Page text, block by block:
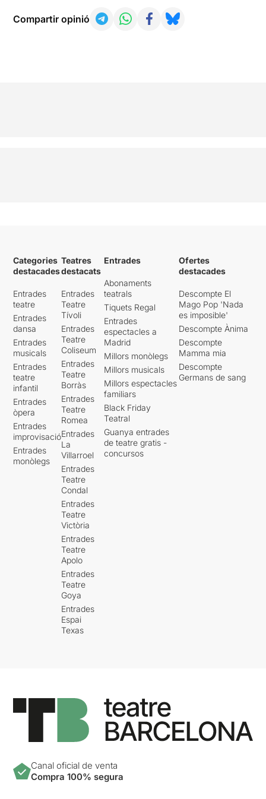
Compartir opinió
Categories
destacades
Entrades
teatre
Entrades
dansa
Entrades
musicals
Entrades
teatre
infantil
Entrades
òpera
Entrades
improvisació
Entrades
monòlegs
Teatres
destacats
Entrades
Teatre
Tívoli
Entrades
Teatre
Coliseum
Entrades
Teatre
Borràs
Entrades
Teatre
Romea
Entrades
La
Villarroel
Entrades
Teatre
Condal
Entrades
Teatre
Victòria
Entrades
Teatre
Apolo
Entrades
Teatre
Goya
Entrades
Espai
Texas
Entrades
Abonaments
teatrals
Tiquets Regal
Entrades
espectacles a
Madrid
Millors monòlegs
Millors musicals
Millors espectacles
familiars
Black Friday
Teatral
Guanya entrades
de teatre gratis -
concursos
Ofertes
destacades
Descompte El
Mago Pop 'Nada
es imposible'
Descompte Ànima
Descompte
Mamma mia
Descompte
Germans de sang
Canal oficial de venta
Compra 100% segura